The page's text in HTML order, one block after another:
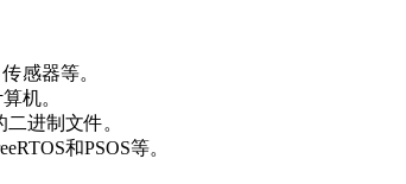
感器等。
机。
进制文件。
和PSOS等。